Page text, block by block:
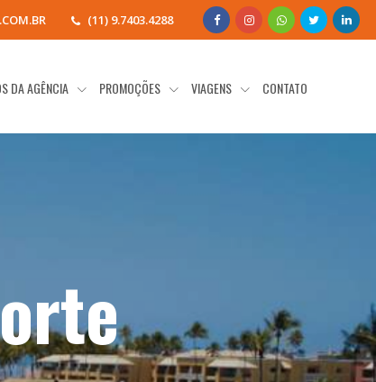
(11) 9.7403.4288
DA AGÊNCIA PROMOÇÕES VIAGENS CONTATO